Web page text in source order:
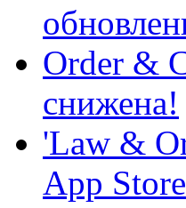
Order &
снижена!
'Law &
App Store